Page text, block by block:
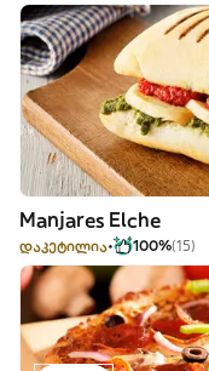
Manjares Elche
დაკეტილია 100%(15)